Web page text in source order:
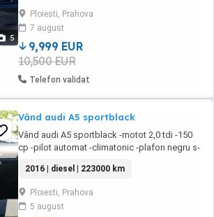
5
Faruri bi-xenon Navigație Webasto Distronic
plus (accelerează și frânează după mașină
din fața) Senzori de parcare ...
Ploiesti, Prahova
7 august
9,999 EUR
10,500 EUR
Telefon validat
Vând audi A5 sportblack
Vând audi A5 sportblack -motot 2,0 tdi -150
cp -pilot automat -climatonic -plafon negru s-
fata spate -jante aliaj originale audi -Bi-xenon
adaptiv -praguri s-line -senzori parcare fata
spate -spalatori faruri -suspensie sport -
oglinzi rabatabile și ajunstabile ...
2016 | diesel | 223000 km
Ploiesti, Prahova
5 august